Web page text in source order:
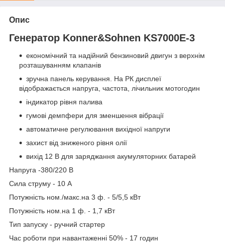
Опис
Генератор Konner&Sohnen KS7000Е-3
економічний та надійний бензиновий двигун з верхнім
розташуванням клапанів
зручна панель керування. На РК дисплеї
відображається напруга, частота, лічильник мотогодин
індикатор рівня палива
гумові демпфери для зменшення вібрації
автоматичне регулювання вихідної напруги
захист від зниженого рівня олії
вихід 12 В для заряджання акумуляторних батарей
Напруга -380/220 В
Сила струму - 10 А
Потужність ном./макс.на 3 ф. - 5/5,5 кВт
Потужність ном.на 1 ф. - 1,7 кВт
Тип запуску - ручний стартер
Час роботи при навантаженні 50% - 17 годин